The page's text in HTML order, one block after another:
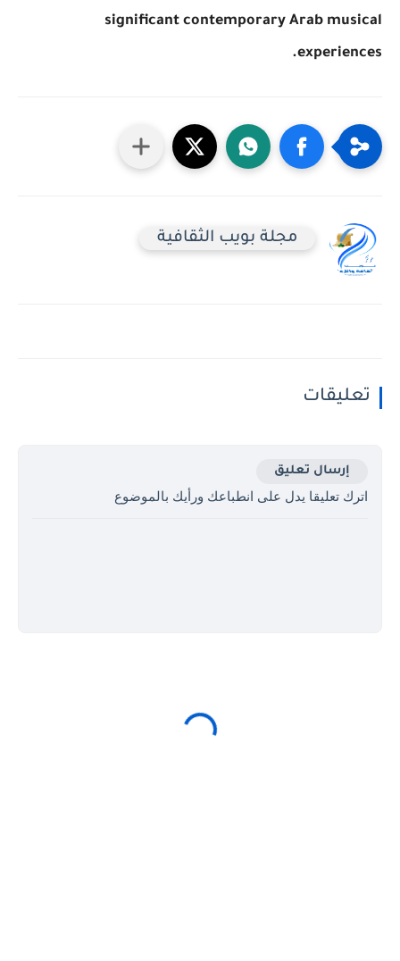
significant contemporary Arab musical
experiences.
مجلة بويب الثقافية
تعليقات
إرسال تعليق
اترك تعليقا يدل على انطباعك ورأيك بالموضوع